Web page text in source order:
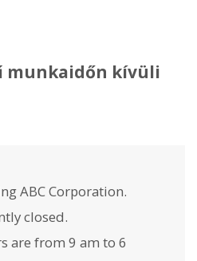
munkaidőn kívüli
ABC Corporation.
closed.
are from 9 am to 6